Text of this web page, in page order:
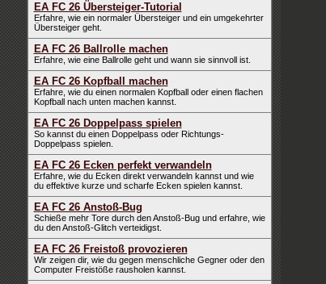
EA FC 26 Übersteiger-Tutorial
Erfahre, wie ein normaler Übersteiger und ein umgekehrter
Übersteiger geht.
EA FC 26 Ballrolle machen
Erfahre, wie eine Ballrolle geht und wann sie sinnvoll ist.
EA FC 26 Kopfball machen
Erfahre, wie du einen normalen Kopfball oder einen flachen
Kopfball nach unten machen kannst.
EA FC 26 Doppelpass spielen
So kannst du einen Doppelpass oder Richtungs-
Doppelpass spielen.
EA FC 26 Ecken perfekt verwandeln
Erfahre, wie du Ecken direkt verwandeln kannst und wie
du effektive kurze und scharfe Ecken spielen kannst.
EA FC 26 Anstoß-Bug
Schieße mehr Tore durch den Anstoß-Bug und erfahre, wie
du den Anstoß-Glitch verteidigst.
EA FC 26 Freistoß provozieren
Wir zeigen dir, wie du gegen menschliche Gegner oder den
Computer Freistöße rausholen kannst.